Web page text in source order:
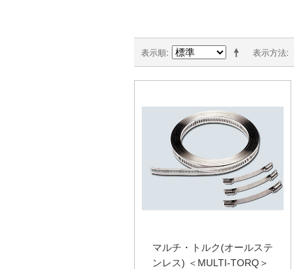
表示方法
表示順
マルチ・トルク(オールステ
ンレス) ＜MULTI-TORQ＞